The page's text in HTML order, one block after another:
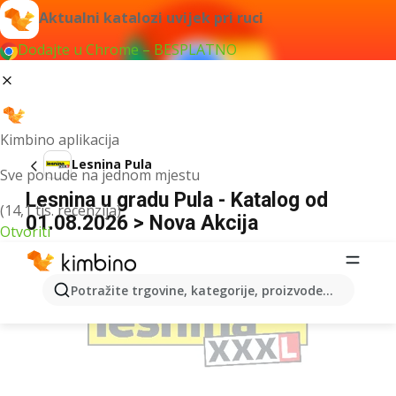
Aktualni katalozi uvijek pri ruci
Dodajte u Chrome – BESPLATNO
Kimbino aplikacija
Sve ponude na jednom mjestu
(14,1 tis. recenzija)
Otvoriti
Potražite trgovine, kategorije, proizvode...
Lesnina Pula
Lesnina u gradu Pula - Katalog od
01.08.2026 > Nova Akcija